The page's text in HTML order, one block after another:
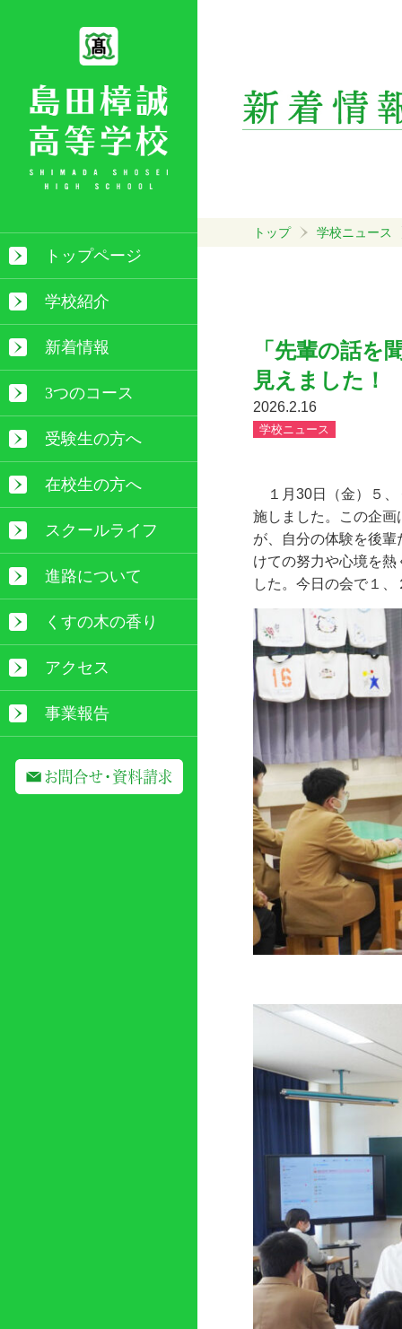
トップページ
学校紹介
新着情報
3つのコース
受験生の方へ
在校生の方へ
スクールライフ
進路について
くすの木の香り
アクセス
事業報告
トップ 学校ニュース
「先輩の話
見えました！
2026.2.16
学校ニュース
１月 30日（金）５
施しました。この企
が、自分の体験を後
けての努力や心境を
した。今日の会で１